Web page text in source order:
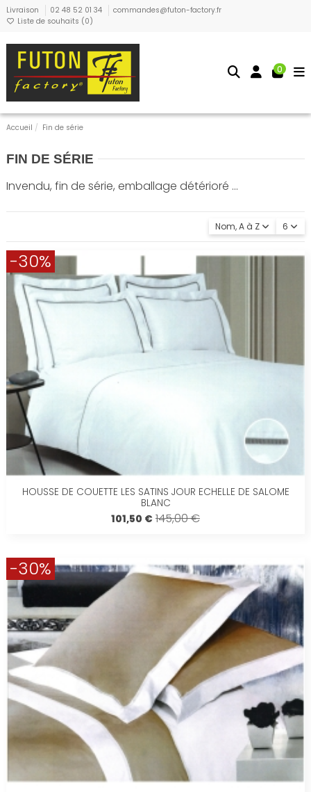
Livraison 02 48 52 01 34
commandes@futon-factory.fr
Liste de souhaits (0)
0
Accueil Fin de série
FIN DE SÉRIE
Invendu, fin de série, emballage détérioré ...
Nom, A à Z 6
-30%
HOUSSE DE COUETTE LES SATINS JOUR ECHELLE DE SALOME
BLANC
101,50 € 145,00 €
-30%